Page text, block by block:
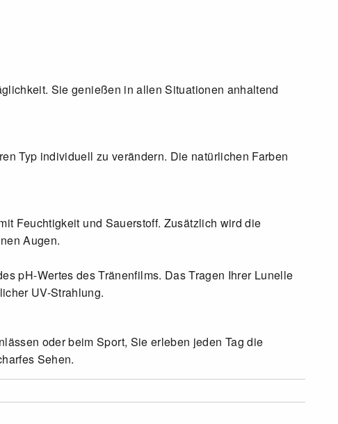
Sie genießen in allen Situationen anhaltend
Typ individuell zu verändern. Die natürlichen Farben
Feuchtigkeit und Sauerstoff. Zusätzlich wird die
Augen.
pH-Wertes des Tränenfilms. Das Tragen Ihrer Lunelle
UV-Strahlung.
oder beim Sport, Sie erleben jeden Tag die
Sehen.